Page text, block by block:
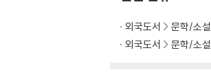
외국도서 문학/소설
외국도서
문학/소설